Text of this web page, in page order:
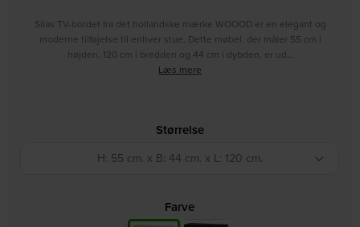
Silas TV-bordet fra det hollandske mærke WOOOD er en elegant og
moderne tilføjelse til enhver stue. Dette møbel, der måler 55 cm i
højden, 120 cm i bredden og 44 cm i dybden, er ud…
Læs mere
Størrelse
H: 55 cm. x B: 44 cm. x L: 120 cm.
Farve